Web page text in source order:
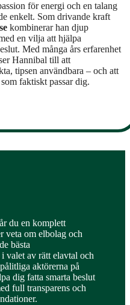
för energi och en talang
enkelt. Som drivande kraft
kombinerar han djup
en vilja att hjälpa
Med många års erfarenhet
Hannibal till att
tipsen användbara – och att
faktiskt passar dig.
du en komplett
veta om elbolag och
bästa
valet av rätt elavtal och
aktörerna på
dig fatta smarta beslut
full transparens och